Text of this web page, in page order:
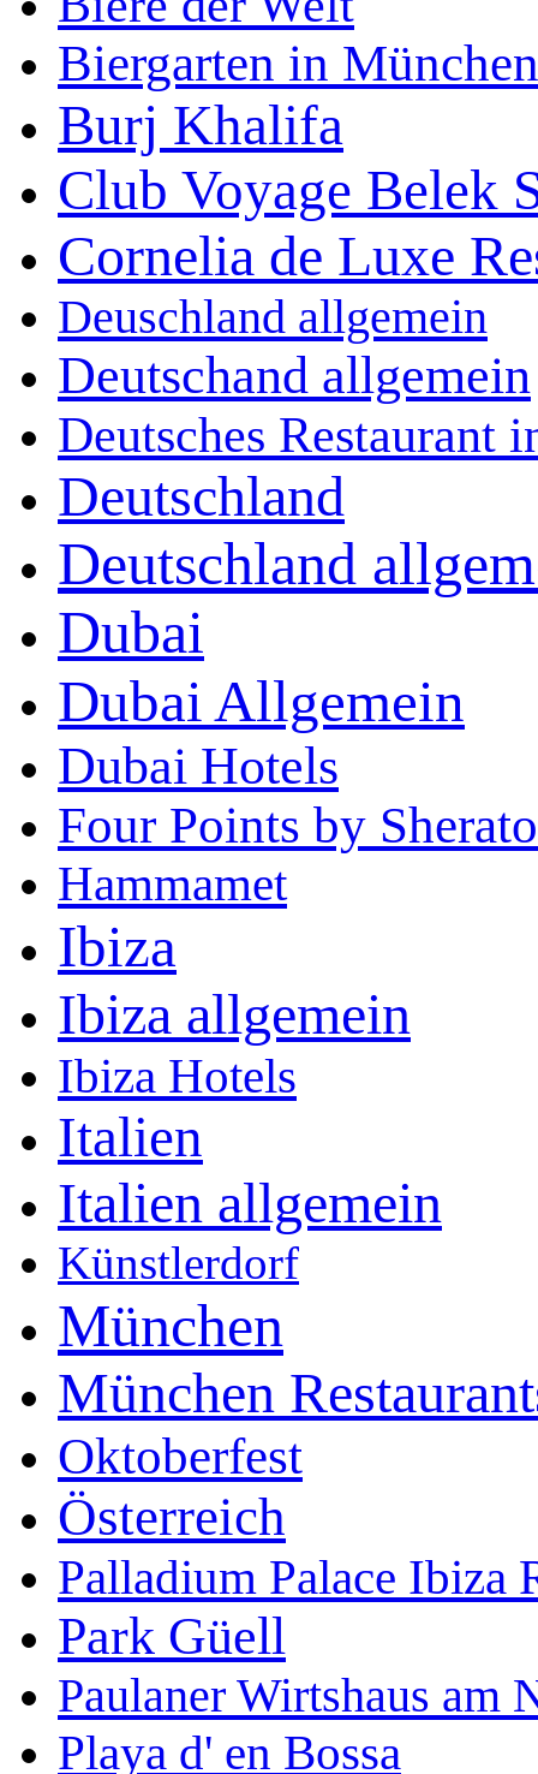
Biergarten in München
Burj Khalifa
Club Voyage Belek
Cornelia de Luxe
Deuschland allgemein
Deutschand allgemein
Deutsches Restaurant
Deutschland
Deutschland
Dubai
Dubai Allgemein
Dubai Hotels
Four Points by
Hammamet
Ibiza
Ibiza allgemein
Ibiza Hotels
Italien
Italien allgemein
Künstlerdorf
München
München
Oktoberfest
Österreich
Palladium Palace Ibiza
Park Güell
Paulaner Wirtshaus am
Playa d' en Bossa